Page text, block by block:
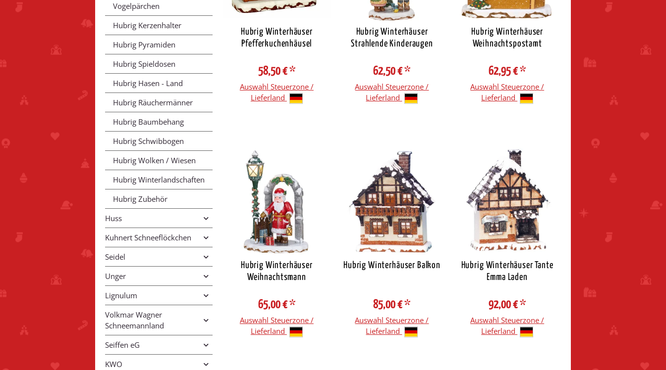
Hubrig Winterhäuser
Pfefferkuchenhäusel
58,50 €*
Auswahl Steuerzone /
Lieferland
Hubrig Winterhäuser
Strahlende Kinderaugen
62,50 €*
Auswahl Steuerzone /
Lieferland
Hubrig Winterhäuser
Weihnachtspostamt
62,95 €*
Auswahl Steuerzone /
Lieferland
Hubrig Winterhäuser
Weihnachtsmann
65,00 €*
Auswahl Steuerzone /
Lieferland
Hubrig Winterhäuser Balkon
85,00 €*
Auswahl Steuerzone /
Lieferland
Hubrig Winterhäuser Tante
Emma Laden
92,00 €*
Auswahl Steuerzone /
Lieferland
Vogelpärchen
Hubrig Kerzenhalter
Hubrig Pyramiden
Hubrig Spieldosen
Hubrig Hasen - Land
Hubrig Räuchermänner
Hubrig Baumbehang
Hubrig Schwibbogen
Hubrig Wolken / Wiesen
Hubrig Winterlandschaften
Hubrig Zubehör
Huss
Kuhnert Schneeflöckchen
Seidel
Unger
Lignulum
Volkmar Wagner
Schneemannland
Seiffen eG
KWO